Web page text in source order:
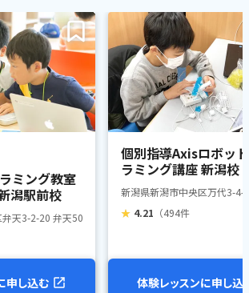
ミング教室
潟駅前校
天3-2-20 弁天501ビル4階
申し込む
個別指導Axisロボッ
ラミング講座 新潟校
新潟県新潟市中央区万代3-4-
★ 4.21 （494件
体験レッスンに申し込